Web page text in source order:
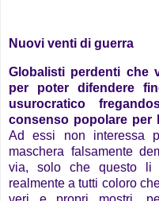
Nuovi venti di guerra
Globalisti perdenti che
per poter difendere
usurocratico
consenso popolare per
Ad essi non interessa
maschera falsamente
via, solo che questo li
realmente a tutti coloro